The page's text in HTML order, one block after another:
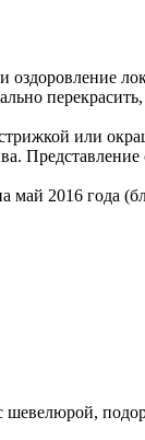
перекрасить,
или
май 2016 года